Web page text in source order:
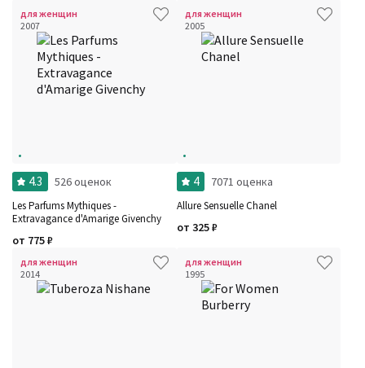
для женщин
2007
4.3 526 оценок
Les Parfums Mythiques -
Extravagance d'Amarige Givenchy
от 775₽
для женщин
2005
4 7071 оценка
Allure Sensuelle Chanel
от 325₽
для женщин
2014
для женщин
1995